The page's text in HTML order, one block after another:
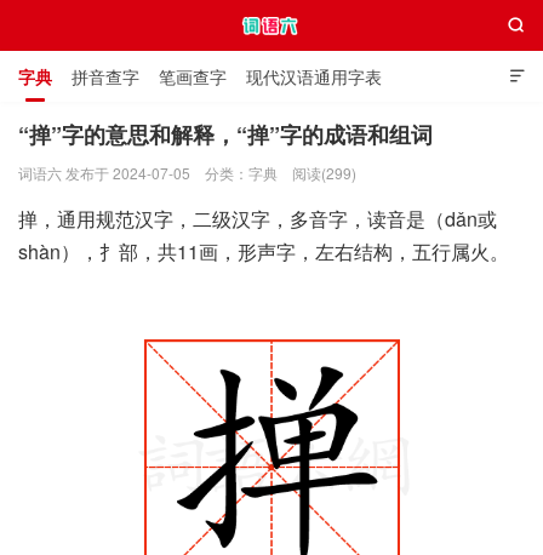

字典 拼音查字 笔画查字 现代汉语通用字表
通用规范汉字表 叠字大全 独体字大全 极简英语词典

“掸”字的意思和解释，“掸”字的成语和组词
词语六 发布于 2024-07-05 分类： 字典 阅读(299)
掸，通用规范汉字，二级汉字，多音字，读音是（dǎn或
shàn），扌部，共11画，形声字，左右结构，五行属火。